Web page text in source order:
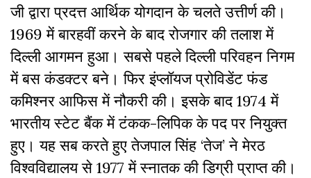
जी द्वारा प्रदत्त आर्थिक योगदान के चलते उत्तीर्ण की।
1969 में बारहवीं करने के बाद रोजगार की तलाश में
दिल्ली आगमन हुआ। सबसे पहले दिल्ली परिवहन निगम
में बस कंडक्टर बने। फिर इंप्लॉयज प्रोविडेंट फंड
कमिश्नर आफिस में नौकरी की। इसके बाद 1974 में
भारतीय स्टेट बैंक में टंकक-लिपिक के पद पर नियुक्त
हुए। यह सब करते हुए तेजपाल सिंह ‘तेज’ ने मेरठ
विश्वविद्यालय से 1977 में स्नातक की डिग्री प्राप्त की।